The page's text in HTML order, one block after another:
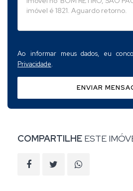
Ao informar meus dados, eu
Privacidade.
ENVIAR
COMPARTILHE ESTE